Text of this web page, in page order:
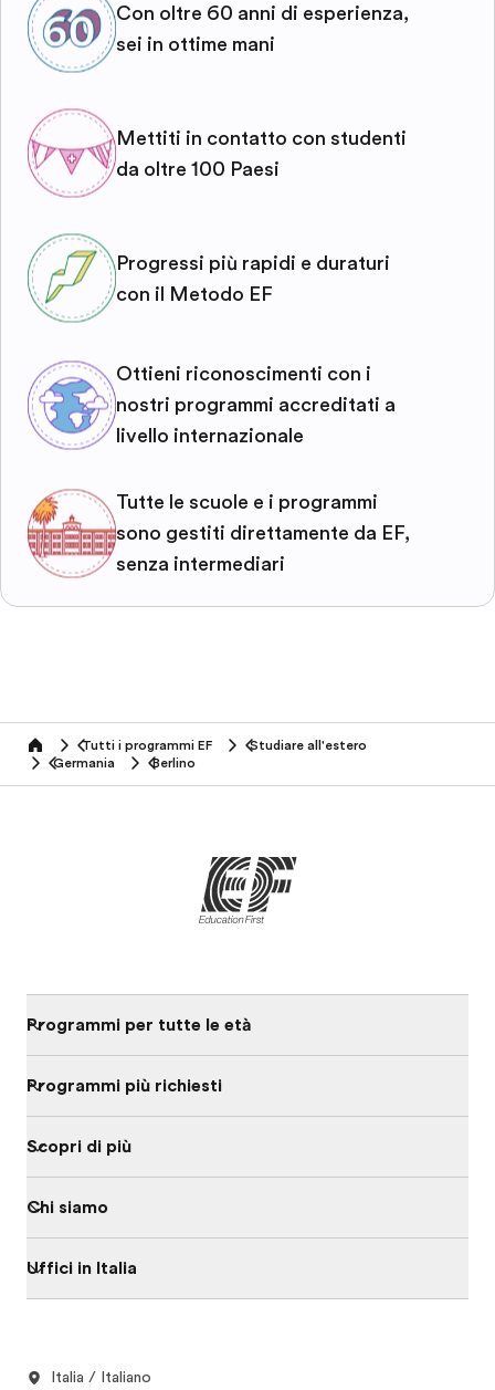
Con oltre 60 anni di esperienza,
sei in ottime mani
Mettiti in contatto con studenti
da oltre 100 Paesi
Progressi più rapidi e duraturi
con il Metodo EF
Ottieni riconoscimenti con i
nostri programmi accreditati a
livello internazionale
Tutte le scuole e i programmi
sono gestiti direttamente da EF,
senza intermediari
home Tutti i programmi EF
Studiare all'estero
Germania
Berlino
Programmi per tutte le età
Programmi più richiesti
Scopri di più
Chi siamo
Uffici in Italia
Italia / Italiano